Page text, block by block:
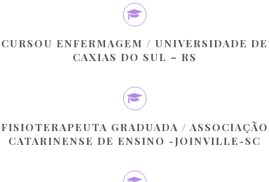
CURSOU ENFERMAGEM / UNIVERSIDADE DE
CAXIAS DO SUL – RS
FISIOTERAPEUTA GRADUADA / ASSOCIAÇÃO
CATARINENSE DE ENSINO -JOINVILLE-SC